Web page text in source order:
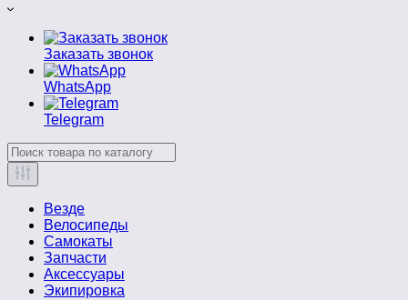
Заказать звонок
WhatsApp
Telegram
Везде
Велосипеды
Самокаты
Запчасти
Аксессуары
Экипировка